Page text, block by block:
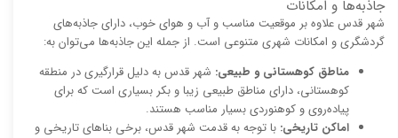
جاذبه‌ها و امکانات
شهر قدس علاوه بر موقعیت مناسب و آب و هوای خوب، دارای جاذبه‌های
گردشگری و امکانات شهری متنوعی است. از جمله این جاذبه‌ها می‌توان به:
مناطق کوهستانی و طبیعی: شهر قدس به دلیل قرارگیری در منطقه
کوهستانی، دارای مناطق طبیعی زیبا و بکر بسیاری است که برای
پیاده‌روی و کوهنوردی بسیار مناسب هستند.
اماکن تاریخی: با توجه به قدمت شهر قدس، برخی بناهای تاریخی و